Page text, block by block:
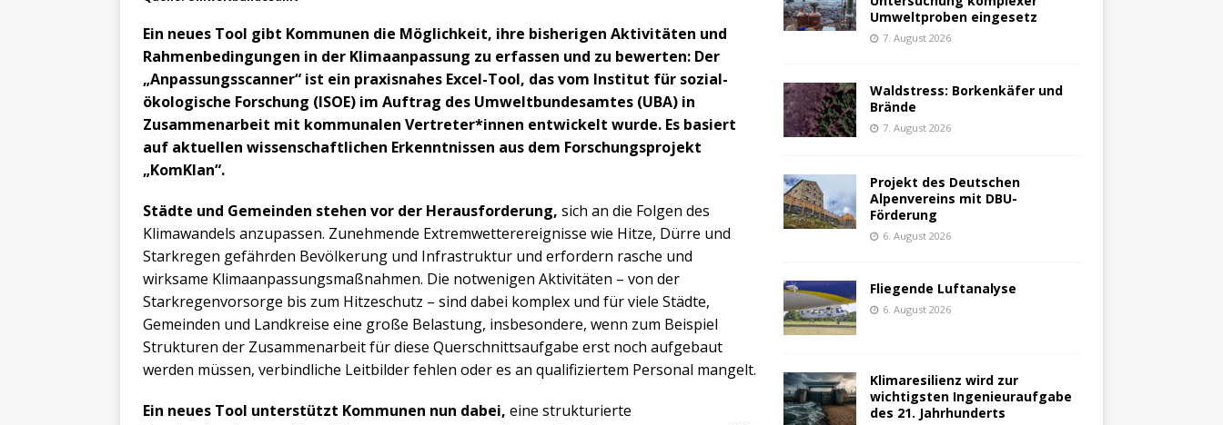
Ein neues Tool gibt Kommunen die Möglichkeit, ihre bisherigen Aktivitäten und
Rahmenbedingungen in der Klimaanpassung zu erfassen und zu bewerten: Der
„Anpassungsscanner“ ist ein praxisnahes Excel-Tool, das vom Institut für sozial-
ökologische Forschung (ISOE) im Auftrag des Umweltbundesamtes (UBA) in
Zusammenarbeit mit kommunalen Vertreter*innen entwickelt wurde. Es basiert
auf aktuellen wissenschaftlichen Erkenntnissen aus dem Forschungsprojekt
„KomKlan“.
Städte und Gemeinden stehen vor der Herausforderung, sich an die Folgen des
Klimawandels anzupassen. Zunehmende Extremwetterereignisse wie Hitze, Dürre und
Starkregen gefährden Bevölkerung und Infrastruktur und erfordern rasche und
wirksame Klimaanpassungsmaßnahmen. Die notwenigen Aktivitäten – von der
Starkregenvorsorge bis zum Hitzeschutz – sind dabei komplex und für viele Städte,
Gemeinden und Landkreise eine große Belastung, insbesondere, wenn zum Beispiel
Strukturen der Zusammenarbeit für diese Querschnittsaufgabe erst noch aufgebaut
werden müssen, verbindliche Leitbilder fehlen oder es an qualifiziertem Personal mangelt.
Ein neues Tool unterstützt Kommunen nun dabei, eine strukturierte
Umweltproben eingesetz
7. August 2026
Waldstress: Borkenkäfer und
Brände
7. August 2026
Projekt des Deutschen
Alpenvereins mit DBU-
Förderung
6. August 2026
Fliegende Luftanalyse
6. August 2026
Klimaresilienz wird zur
wichtigsten Ingenieuraufgabe
des 21. Jahrhunderts